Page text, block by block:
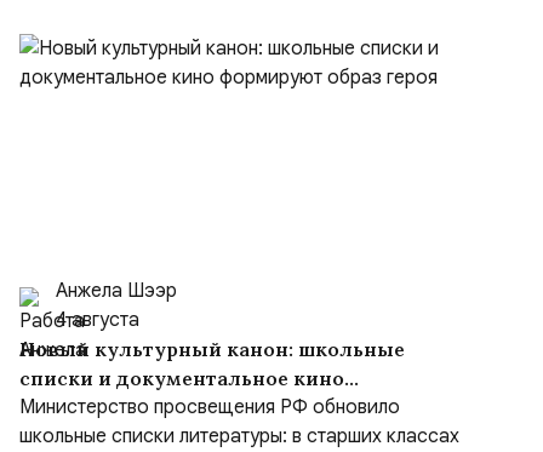
Анжела Шээр
4 августа
Новый культурный канон: школьные
списки и документальное кино
формируют образ героя
Министерство просвещения РФ обновило
школьные списки литературы: в старших классах